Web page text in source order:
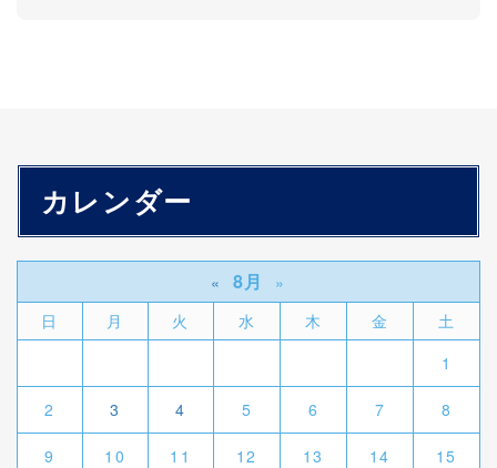
カレンダー
« 8月
»
日
月 火 水 木 金
土
1
2 3 4 5 6 7 8
9 10 11 12 13 14 15